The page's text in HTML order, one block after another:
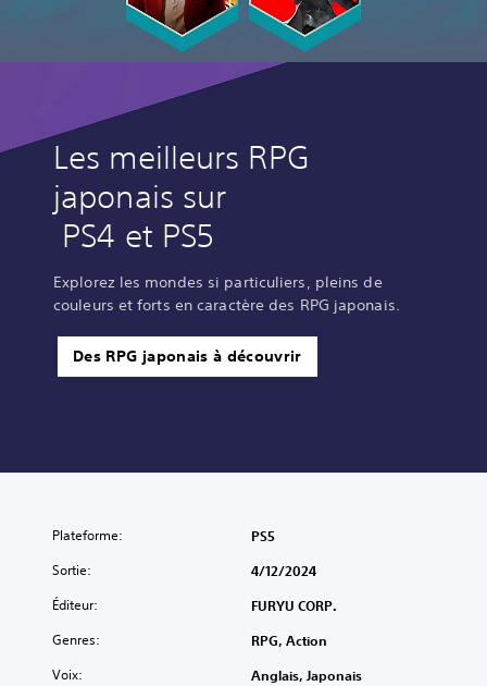
Les meilleurs RPG
japonais sur
PS4 et PS5
Explorez les mondes si particuliers, pleins de
couleurs et forts en caractère des RPG japonais.
Des RPG japonais à découvrir
Plateforme: PS5
Sortie: 4/12/2024
Éditeur: FURYU CORP.
Genres: RPG, Action
Voix: Anglais, Japonais